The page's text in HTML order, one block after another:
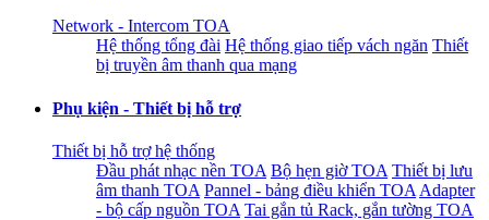
Network - Intercom TOA
Hệ thống tổng đài Hệ thống giao tiếp vách ngăn Thiết
bị truyền âm thanh qua mạng
Phụ kiện - Thiết bị hỗ trợ
Thiết bị hỗ trợ hệ thống
Đầu phát nhạc nền TOA Bộ hẹn giờ TOA Thiết bị lưu
âm thanh TOA Pannel - bảng điều khiển TOA Adapter
- bộ cấp nguồn TOA Tai gắn tủ Rack, gắn tường TOA